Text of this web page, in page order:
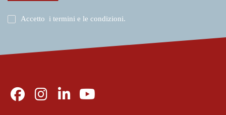
Accetto i termini e le condizioni.